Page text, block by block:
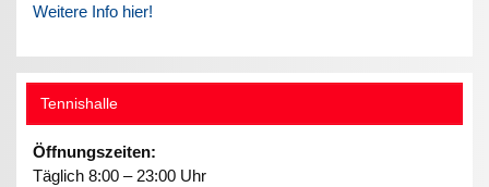
Weitere Info hier!
Tennishalle
Öffnungszeiten:
Täglich 8:00 – 23:00 Uhr